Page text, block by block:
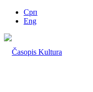
Срп
Eng